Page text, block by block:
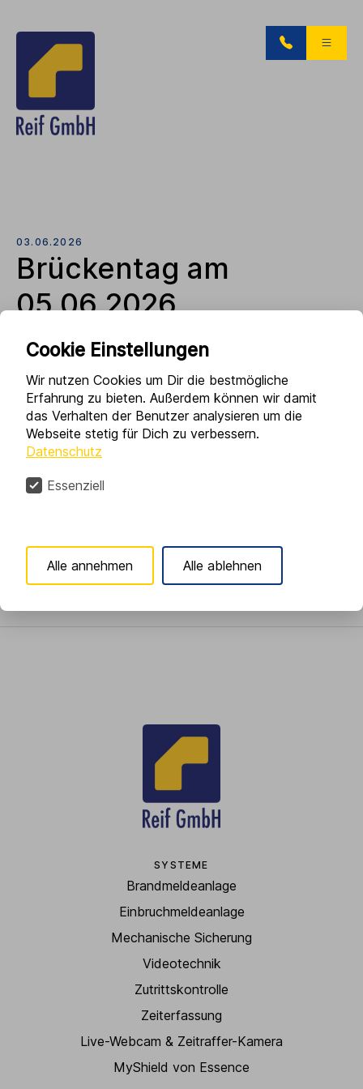
03.06.2026
Brückentag am
05.06.2026
Am Freitag, den 05. Juni 2026, bleibt unser
Unternehmen aufgrund eines Brückentages
geschlossen.
Unsere bekannte Rufbereitschaftsnummer steht
Ihnen selbstverständlich weiterhin zur
Wir danken für Ihr Verständnis.
SYSTEME
Brandmeldeanlage
Einbruchmeldeanlage
Mechanische Sicherung
Videotechnik
Zutrittskontrolle
Zeiterfassung
Live-Webcam & Zeitraffer-Kamera
MyShield von Essence
Cookie Einstellungen
Wir nutzen Cookies um Dir die bestmögliche
Erfahrung zu bieten. Außerdem können wir damit
das Verhalten der Benutzer analysieren um die
Webseite stetig für Dich zu verbessern.
Datenschutz
Essenziell
Alle annehmen Alle ablehnen